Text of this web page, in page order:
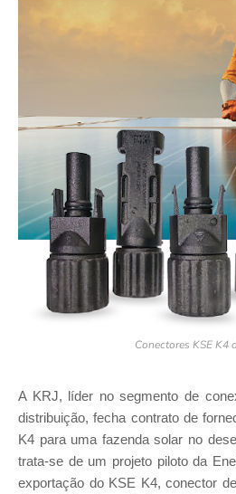
Conectores KSE K4
A KRJ, líder no segmento de
distribuição, fecha contrato de
K4 para uma fazenda solar no
trata-se de um projeto piloto da
exportação do KSE K4, conector